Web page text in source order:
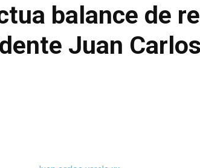
balance de
Juan